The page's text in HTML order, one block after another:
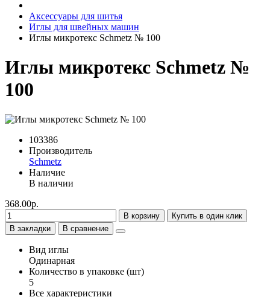
Аксессуары для шитья
Иглы для швейных машин
Иглы микротекс Schmetz № 100
Иглы микротекс Schmetz №
100
103386
Производитель
Schmetz
Наличие
В наличии
368.00р.
В корзину
Купить в один клик
В закладки
В сравнение
Вид иглы
Одинарная
Количество в упаковке (шт)
5
Все характеристики